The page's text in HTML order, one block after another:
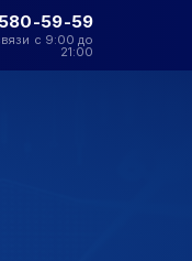
59-59
с 9:00 до
21:00